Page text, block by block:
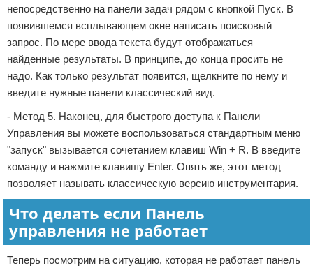
непосредственно на панели задач рядом с кнопкой Пуск. В
появившемся всплывающем окне написать поисковый
запрос. По мере ввода текста будут отображаться
найденные результаты. В принципе, до конца просить не
надо. Как только результат появится, щелкните по нему и
введите нужные панели классический вид.
- Метод 5. Наконец, для быстрого доступа к Панели
Управления вы можете воспользоваться стандартным меню
"запуск" вызывается сочетанием клавиш Win + R. В введите
команду и нажмите клавишу Enter. Опять же, этот метод
позволяет называть классическую версию инструментария.
Что делать если Панель
управления не работает
Теперь посмотрим на ситуацию, которая не работает панель